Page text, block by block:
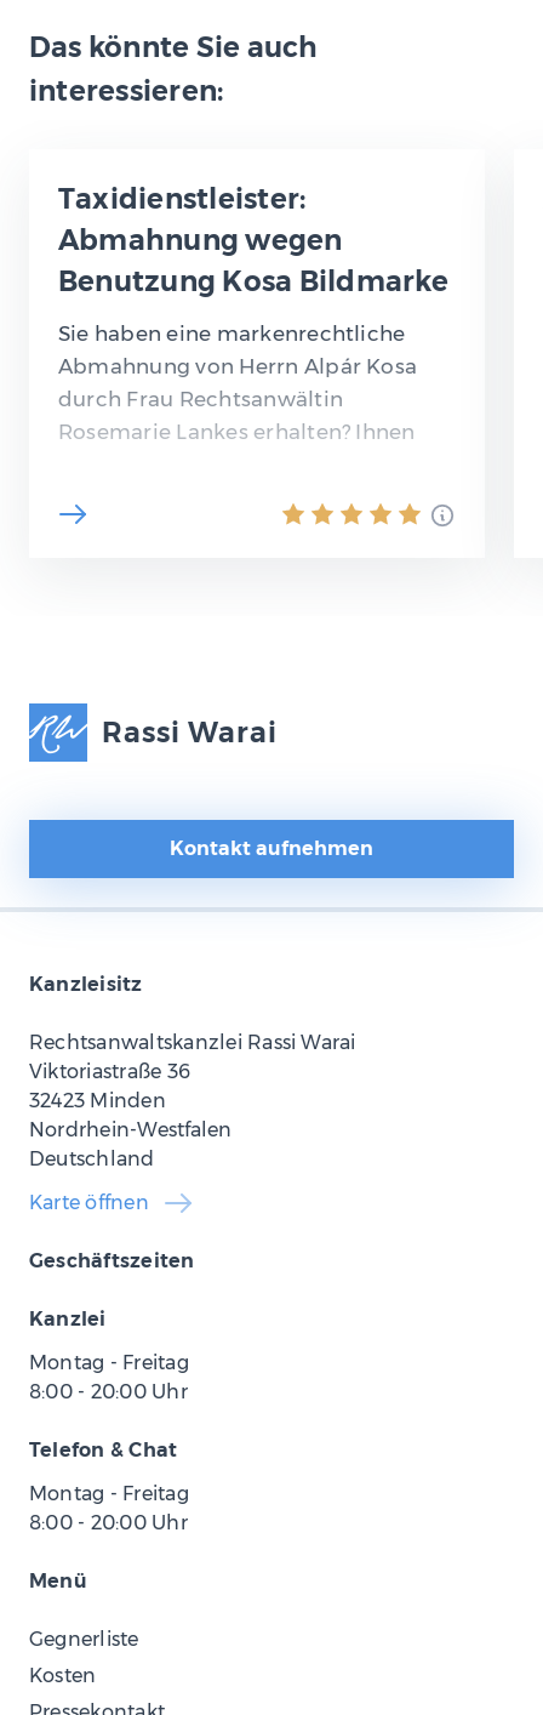
Das könnte Sie auch
interessieren:
Taxidienstleister:
Abmahnung wegen
Benutzung Kosa Bildmarke
Sie haben eine markenrechtliche
Abmahnung von Herrn Alpár Kosa
durch Frau Rechtsanwältin
Rosemarie Lankes erhalten? Ihnen
oder…
Rassi Warai
Kontakt aufnehmen
Kanzleisitz
Rechtsanwaltskanzlei Rassi Warai
Viktoriastraße 36
32423 Minden
Nordrhein-Westfalen
Deutschland
Karte öffnen
Geschäftszeiten
Kanzlei
Montag - Freitag
8:00- 20:00Uhr
Telefon & Chat
Montag - Freitag
8:00- 20:00Uhr
Menü
Gegnerliste
Kosten